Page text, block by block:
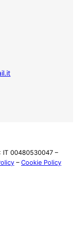
IT 00480530047 –
– Cookie Policy